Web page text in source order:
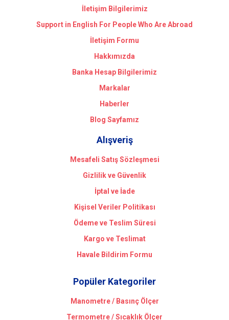
İletişim Bilgilerimiz
Support in English For People Who Are Abroad
İletişim Formu
Hakkımızda
Banka Hesap Bilgilerimiz
Markalar
Haberler
Blog Sayfamız
Alışveriş
Mesafeli Satış Sözleşmesi
Gizlilik ve Güvenlik
İptal ve İade
Kişisel Veriler Politikası
Ödeme ve Teslim Süresi
Kargo ve Teslimat
Havale Bildirim Formu
Popüler Kategoriler
Manometre / Basınç Ölçer
Termometre / Sıcaklık Ölçer